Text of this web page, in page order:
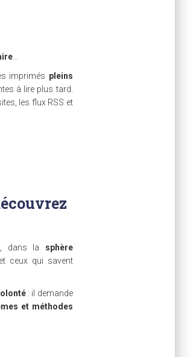
…
imprimés pleins
à lire plus tard.
les flux RSS et
dans la sphère
ceux qui savent
: il demande
et méthodes